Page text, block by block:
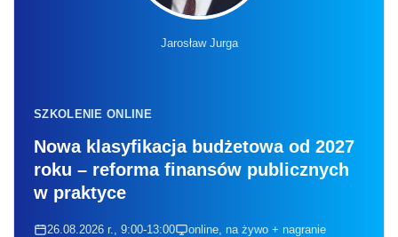
Jarosław Jurga
SZKOLENIE ONLINE
Nowa klasyfikacja budżetowa od 2027
roku – reforma finansów publicznych
w praktyce
26.08.2026 r., 9:00-13:00 online, na żywo + nagranie